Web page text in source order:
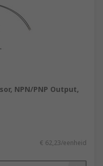
NPN/PNP Output,
€ 62,23/eenheid